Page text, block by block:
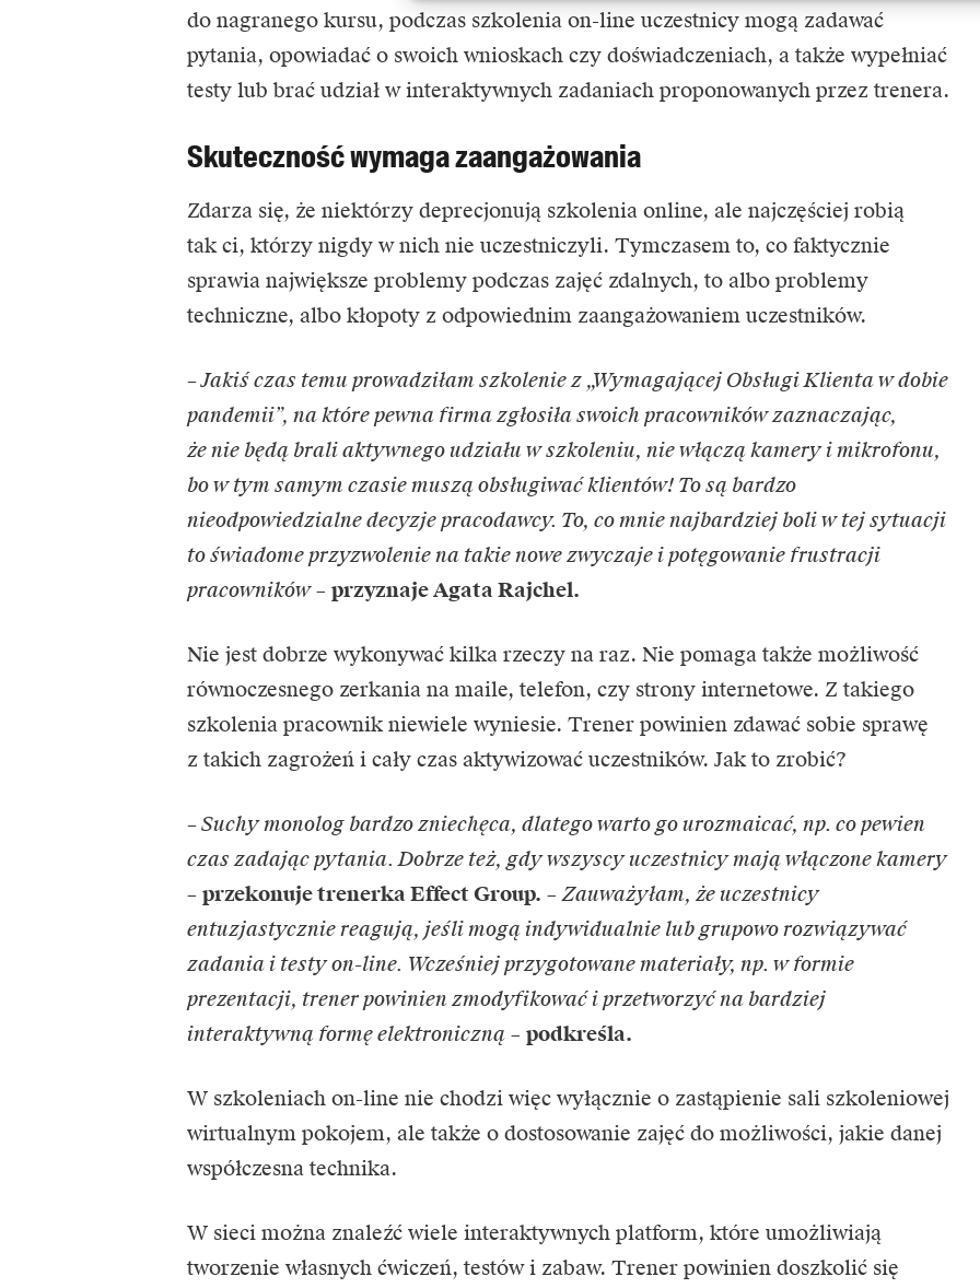
do nagranego kursu, podczas szkolenia on-line uczestnicy mogą zadawać
pytania, opowiadać o swoich wnioskach czy doświadczeniach, a także wypełniać
testy lub brać udział w interaktywnych zadaniach proponowanych przez trenera.
Skuteczność wymaga zaangażowania
Zdarza się, że niektórzy deprecjonują szkolenia online, ale najczęściej robią
tak ci, którzy nigdy w nich nie uczestniczyli. Tymczasem to, co faktycznie
sprawia największe problemy podczas zajęć zdalnych, to albo problemy
techniczne, albo kłopoty z odpowiednim zaangażowaniem uczestników.
– Jakiś czas temu prowadziłam szkolenie z „Wymagającej Obsługi Klienta w dobie
pandemii”, na które pewna firma zgłosiła swoich pracowników zaznaczając,
że nie będą brali aktywnego udziału w szkoleniu, nie włączą kamery i mikrofonu,
bo w tym samym czasie muszą obsługiwać klientów! To są bardzo
nieodpowiedzialne decyzje pracodawcy. To, co mnie najbardziej boli w tej sytuacji
to świadome przyzwolenie na takie nowe zwyczaje i potęgowanie frustracji
pracowników– przyznaje Agata Rajchel.
Nie jest dobrze wykonywać kilka rzeczy na raz. Nie pomaga także możliwość
równoczesnego zerkania na maile, telefon, czy strony internetowe. Z takiego
szkolenia pracownik niewiele wyniesie. Trener powinien zdawać sobie sprawę
z takich zagrożeń i cały czas aktywizować uczestników. Jak to zrobić?
– Suchy monolog bardzo zniechęca, dlatego warto go urozmaicać, np. co pewien
czas zadając pytania. Dobrze też, gdy wszyscy uczestnicy mają włączone kamery
– przekonuje trenerka Effect Group. –Zauważyłam, że uczestnicy
entuzjastycznie reagują, jeśli mogą indywidualnie lub grupowo rozwiązywać
zadania i testy on-line. Wcześniej przygotowane materiały, np. w formie
prezentacji, trener powinien zmodyfikować i przetworzyć na bardziej
interaktywną formę elektroniczną– podkreśla.
W szkoleniach on-line nie chodzi więc wyłącznie o zastąpienie sali szkoleniowej
wirtualnym pokojem, ale także o dostosowanie zajęć do możliwości, jakie danej
współczesna technika.
W sieci można znaleźć wiele interaktywnych platform, które umożliwiają
tworzenie własnych ćwiczeń, testów i zabaw. Trener powinien doszkolić się